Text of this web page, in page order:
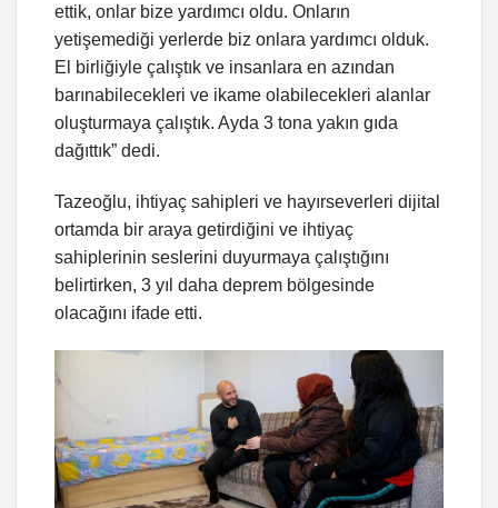
ettik, onlar bize yardımcı oldu. Onların
yetişemediği yerlerde biz onlara yardımcı olduk.
El birliğiyle çalıştık ve insanlara en azından
barınabilecekleri ve ikame olabilecekleri alanlar
oluşturmaya çalıştık. Ayda 3 tona yakın gıda
dağıttık” dedi.
Tazeoğlu, ihtiyaç sahipleri ve hayırseverleri dijital
ortamda bir araya getirdiğini ve ihtiyaç
sahiplerinin seslerini duyurmaya çalıştığını
belirtirken, 3 yıl daha deprem bölgesinde
olacağını ifade etti.